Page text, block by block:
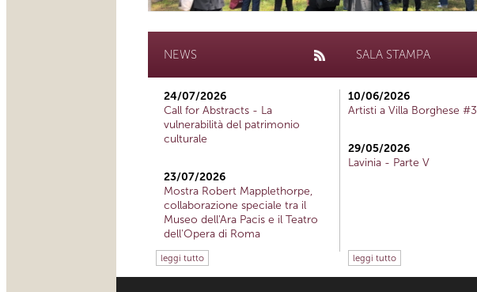
NEWS
24/07/2026
Call for Abstracts - La
vulnerabilità del patrimonio
culturale
23/07/2026
Mostra Robert Mapplethorpe,
collaborazione speciale tra il
Museo dell'Ara Pacis e il Teatro
dell'Opera di Roma
leggi tutto
SALA STAMPA
10/06/2026
Artisti a Villa Borghese #3
29/05/2026
Lavinia - Parte V
leggi tutto